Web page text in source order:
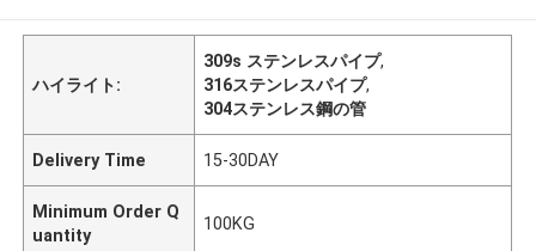
ハイライト:
309s ステンレスパイプ,
316ステンレスパイプ,
304ステンレス鋼の管
Delivery Time 15-30DAY
Minimum Order Q
uantity
100KG